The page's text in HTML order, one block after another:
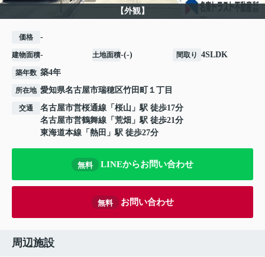
【外観】
価格 -
建物面積- 土地面積-(-) 間取り 4SLDK
築年数 築4年
所在地 愛知県名古屋市瑞穂区竹田町 １丁目
交通 名古屋市営桜通線 「 桜山 」駅 徒歩17分
名古屋市営鶴舞線 「 荒畑 」駅 徒歩21分
東海道本線 「 熱田 」駅 徒歩27分
無料 LINEからお問い合わせ
無料 お問い合わせ
周辺施設